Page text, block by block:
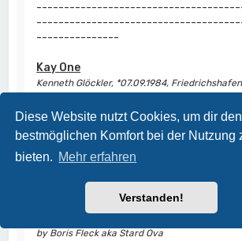
Diese Website nutzt Cookies, um dir den
bestmöglichen Komfort bei der Nutzung
bieten. Mehr erfahren
Verstanden!
---------------
Kay One
Kenneth Glöckler, *07.09.1984, Friedrichshafen
26.05.17 9Louis, Louis(19/3/2) /Gold
Wochenanzahl Single: 19
Besonderes: Coverversion von "Brother Louie"
Track written by Dieter Bohlen, Lyrics by Kay
by Boris Fleck aka Stard Ova